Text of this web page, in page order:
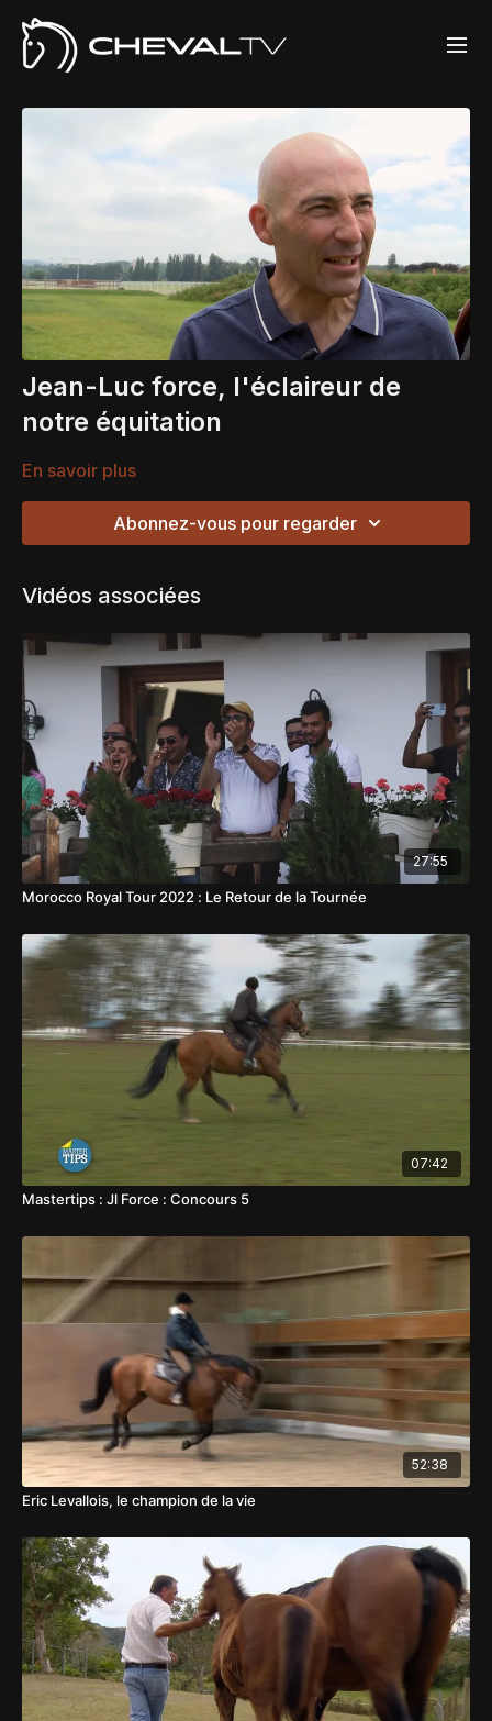
Jean-Luc force, l'éclaireur de
notre équitation
En savoir plus
Abonnez-vous pour regarder
Vidéos associées
27:55
Morocco Royal Tour 2022 : Le Retour de la Tournée
07:42
Mastertips : Jl Force : Concours 5
52:38
Eric Levallois, le champion de la vie